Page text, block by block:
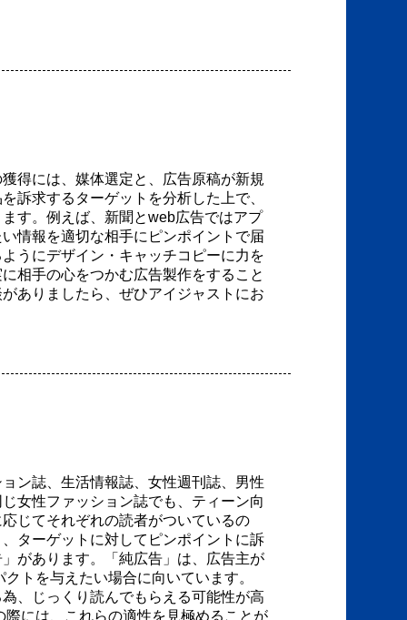
得には、媒体選定と、広告原稿が新規
訴求するターゲットを分析した上で、
す。例えば、新聞とweb広告ではアプ
情報を適切な相手にピンポイントで届
うにデザイン・キャッチコピーに力を
相手の心をつかむ広告製作をすること
ありましたら、ぜひアイジャストにお
ン誌、生活情報誌、女性週刊誌、男性
女性ファッション誌でも、ティーン向
じてそれぞれの読者がついているの
ターゲットに対してピンポイントに訴
があります。「純広告」は、広告主が
トを与えたい場合に向いています。
、じっくり読んでもらえる可能性が高
には、これらの適性を見極めることが